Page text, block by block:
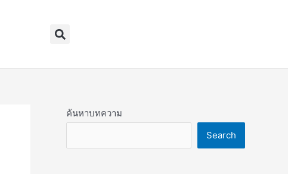
Search
ค้นหาบทความ
Search